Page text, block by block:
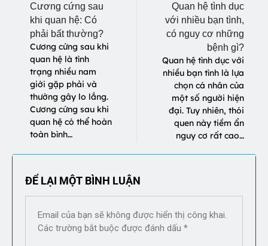
Cương cứng sau
khi quan hệ: Có
phải bất thường?
Cương cứng sau khi
quan hệ là tình
trạng nhiều nam
giới gặp phải và
thường gây lo lắng.
Cương cứng sau khi
quan hệ có thể hoàn
toàn bình…
Quan hệ tình dục
với nhiều bạn tình,
có nguy cơ những
bệnh gì?
Quan hệ tình dục với
nhiều bạn tình là lựa
chọn cá nhân của
một số người hiện
đại. Tuy nhiên, thói
quen này tiềm ẩn
nguy cơ rất cao…
ĐỂ LẠI MỘT BÌNH LUẬN
Email của bạn sẽ không được hiển thị công khai.
Các trường bắt buộc được đánh dấu *